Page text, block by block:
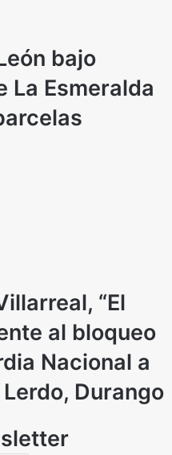
bajo
La Esmeralda
“El
al bloqueo
Nacional a
Durango